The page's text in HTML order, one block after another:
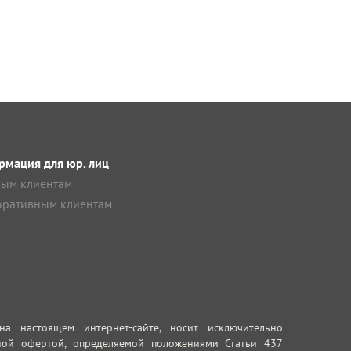
для юр. лиц
клиентам
клиентам
интернет-сайте, носит исключительно
офертой, определяемой положениями Статьи 437